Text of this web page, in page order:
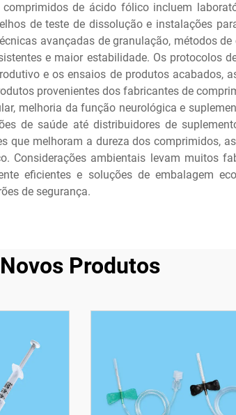
de ácido fólico incluem
de teste de dissolução e instalações
avançadas de granulação, métodos
e maior estabilidade. Os protocolos
e os ensaios de produtos acabados,
provenientes dos fabricantes de
melhoria da função neurológica e
de saúde até distribuidores de
que melhoram a dureza dos comprimidos,
ambientais levam muitos
eficientes e soluções de embalagem
de segurança.
Novos Produtos